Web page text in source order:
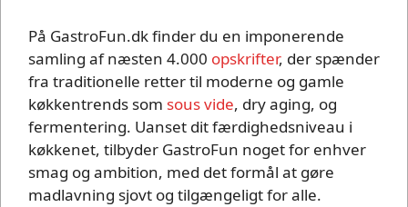
På GastroFun.dk finder du en imponerende
samling af næsten 4.000 opskrifter, der spænder
fra traditionelle retter til moderne og gamle
køkkentrends som sous vide, dry aging, og
fermentering. Uanset dit færdighedsniveau i
køkkenet, tilbyder GastroFun noget for enhver
smag og ambition, med det formål at gøre
madlavning sjovt og tilgængeligt for alle.